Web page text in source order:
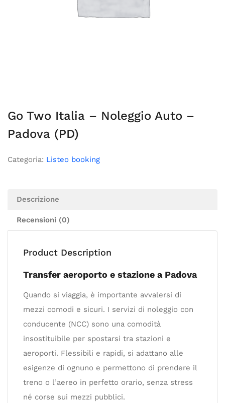
Go Two Italia – Noleggio Auto –
Padova (PD)
Categoria: Listeo booking
Descrizione
Recensioni (0)
Product Description
Transfer aeroporto e stazione a Padova
Quando si viaggia, è importante avvalersi di
mezzi comodi e sicuri. I servizi di noleggio con
conducente (NCC) sono una comodità
insostituibile per spostarsi tra stazioni e
aeroporti. Flessibili e rapidi, si adattano alle
esigenze di ognuno e permettono di prendere il
treno o l’aereo in perfetto orario, senza stress
né corse sui mezzi pubblici.